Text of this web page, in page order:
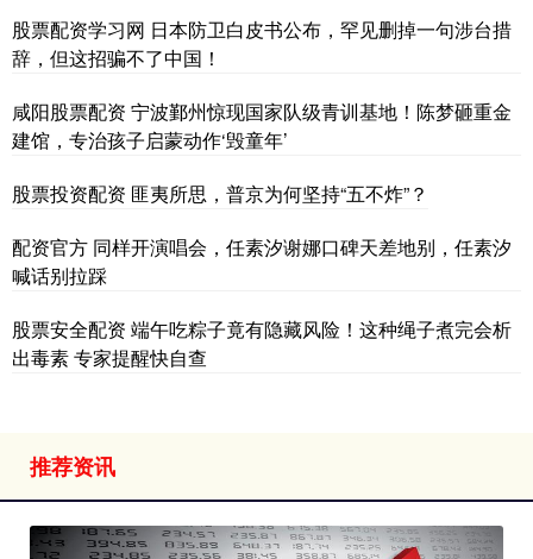
股票配资学习网 日本防卫白皮书公布，罕见删掉一句涉台措
辞，但这招骗不了中国！
咸阳股票配资 宁波鄞州惊现国家队级青训基地！陈梦砸重金
建馆，专治孩子启蒙动作‘毁童年’
股票投资配资 匪夷所思，普京为何坚持“五不炸”？
配资官方 同样开演唱会，任素汐谢娜口碑天差地别，任素汐
喊话别拉踩
股票安全配资 端午吃粽子竟有隐藏风险！这种绳子煮完会析
出毒素 专家提醒快自查
推荐资讯